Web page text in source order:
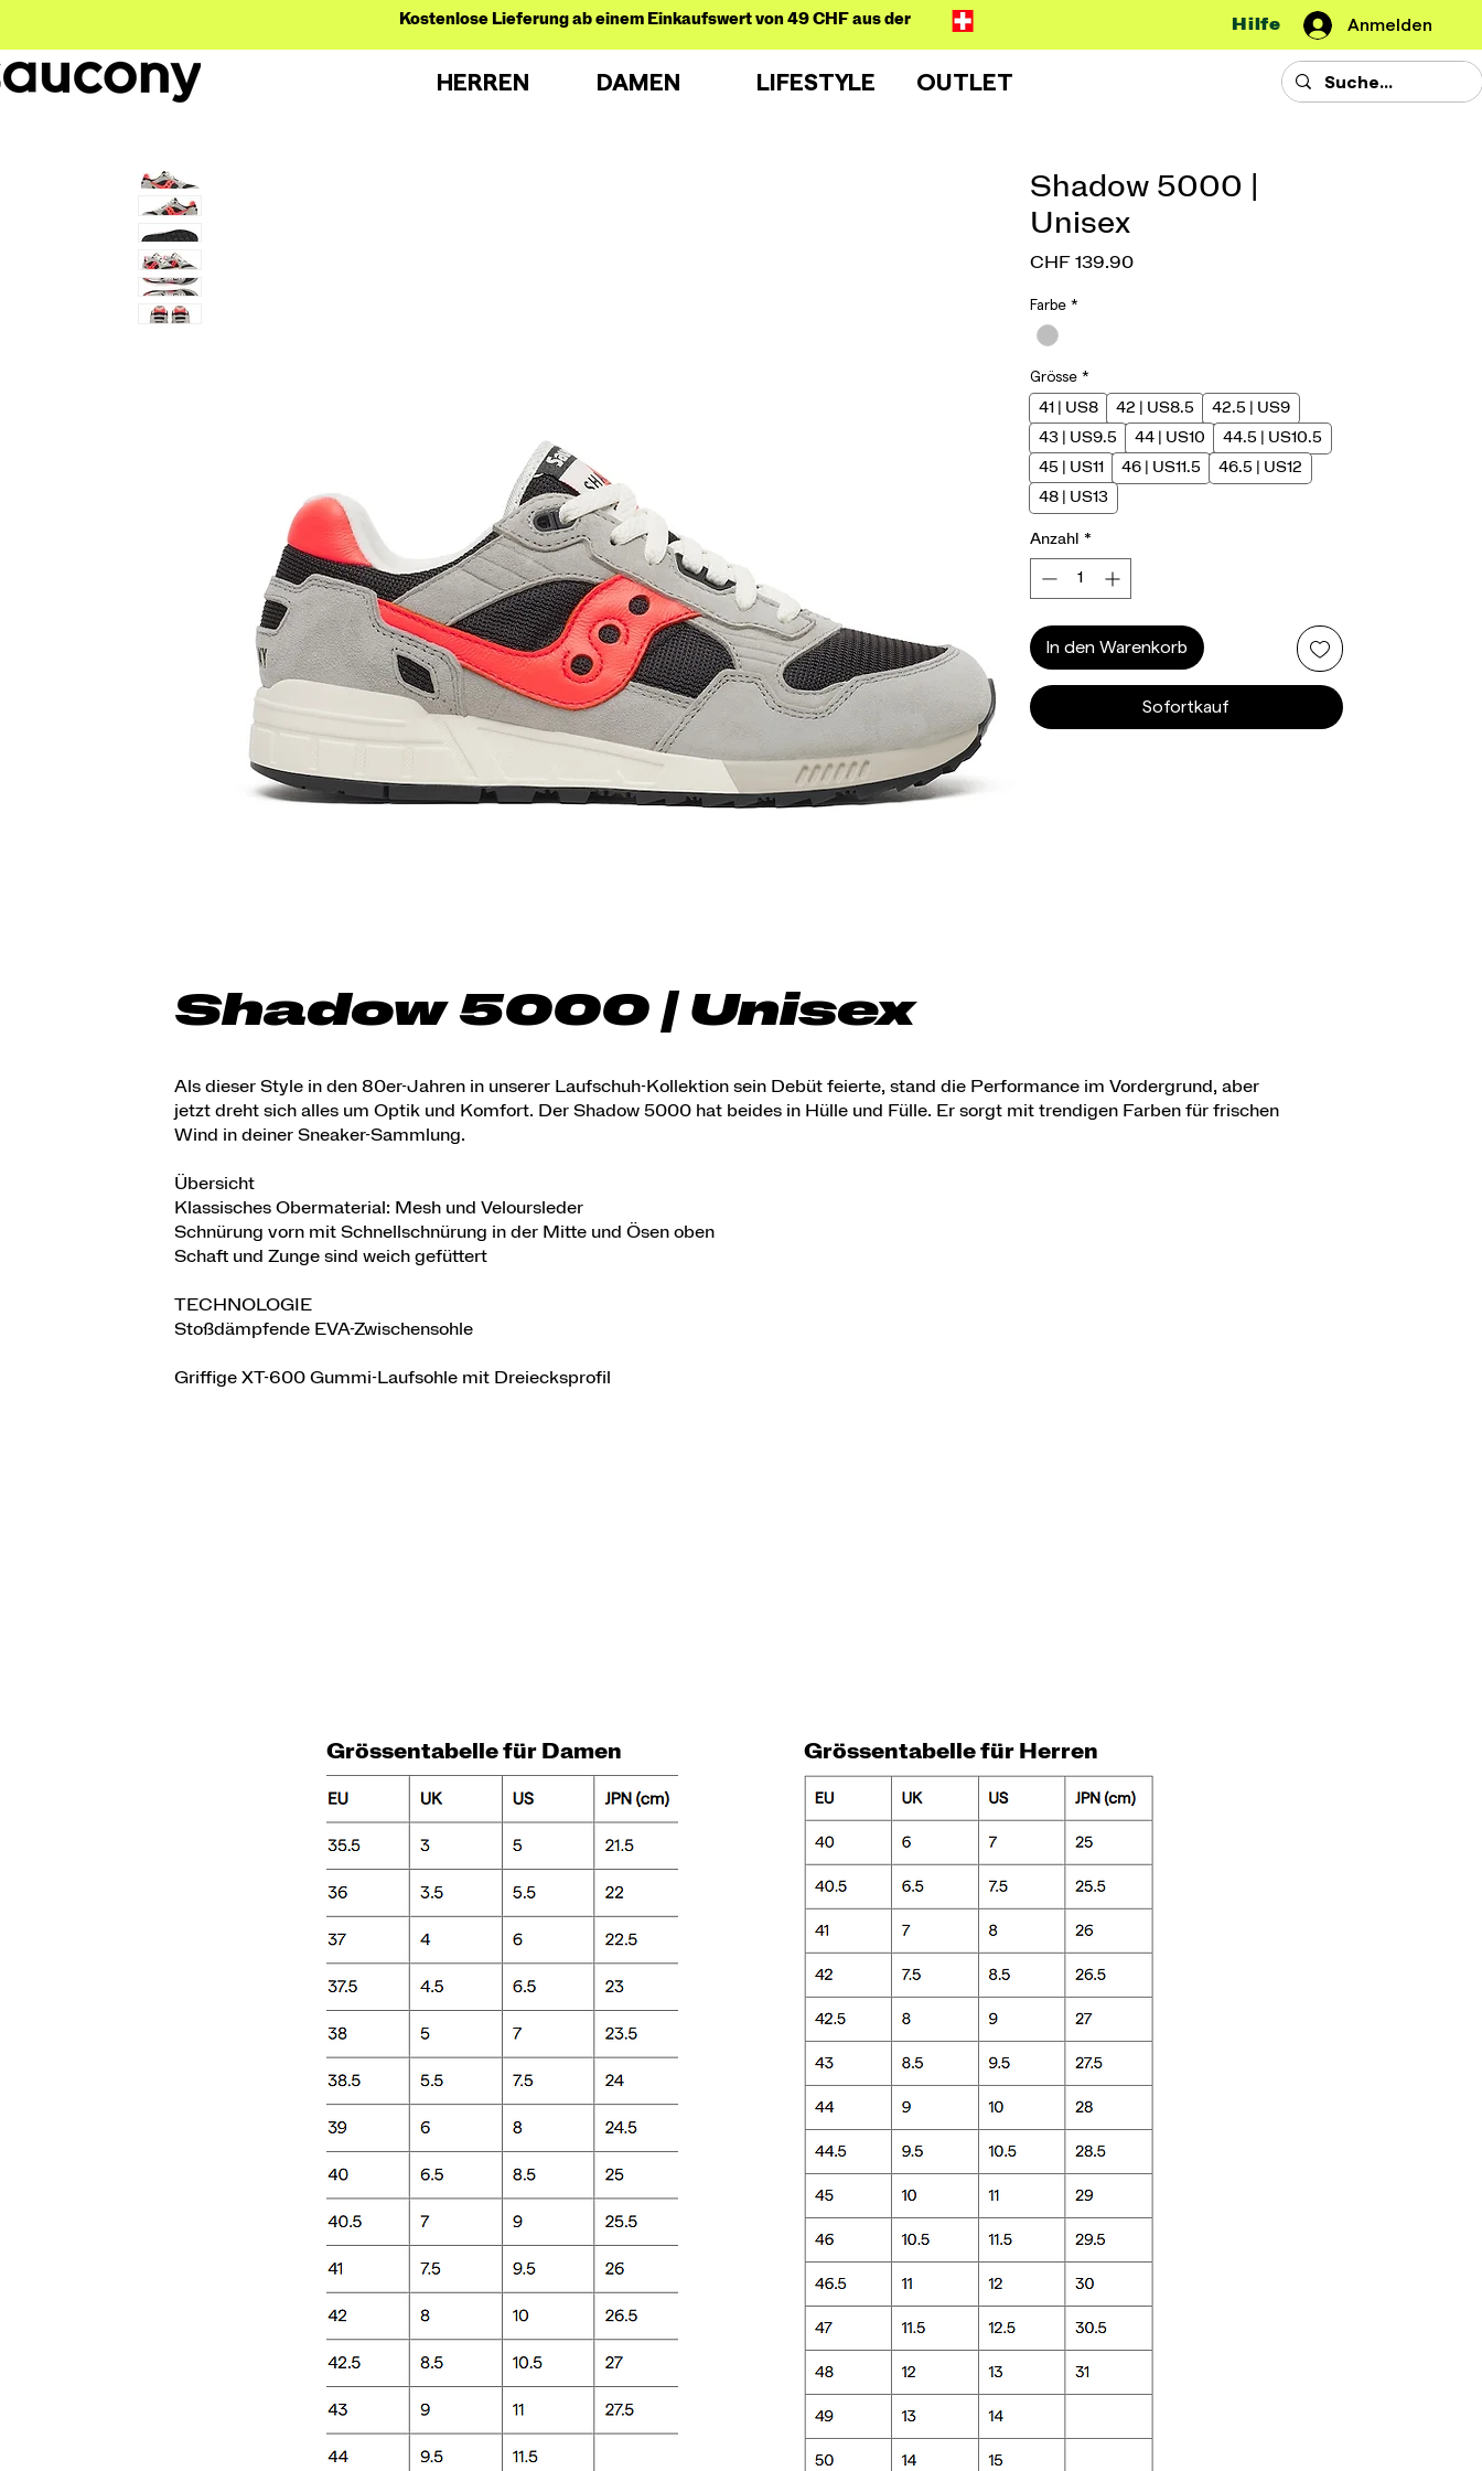
Kostenlose Lieferung ab einem Einkaufswert von 49 CHF aus der Hilfe Anmelden
HERREN DAMEN LIFESTYLE OUTLET
Shadow 5000 |
Unisex
CHF 139.90Preis
Farbe *
Grösse *
41 | US8 42 | US8.5
42.5 | US9
43 | US9.5
44 | US10
44.5 | US10.5
45 | US11
46 | US11.5
46.5 | US12
48 | US13
Anzahl *
In den Warenkorb
Sofortkauf
Shadow 5000 | Unisex
Als dieser Style in den 80er-Jahren in unserer Laufschuh-Kollektion sein Debüt feierte, stand die Performance im Vordergrund, aber
jetzt dreht sich alles um Optik und Komfort. Der Shadow 5000 hat beides in Hülle und Fülle. Er sorgt mit trendigen Farben für frischen
Wind in deiner Sneaker-Sammlung.
Übersicht
Klassisches Obermaterial: Mesh und Veloursleder
Schnürung vorn mit Schnellschnürung in der Mitte und Ösen oben
Schaft und Zunge sind weich gefüttert
TECHNOLOGIE
Stoßdämpfende EVA-Zwischensohle
Griffige XT-600 Gummi-Laufsohle mit Dreiecksprofil
Grössentabelle für Damen Grössentabelle für Herren